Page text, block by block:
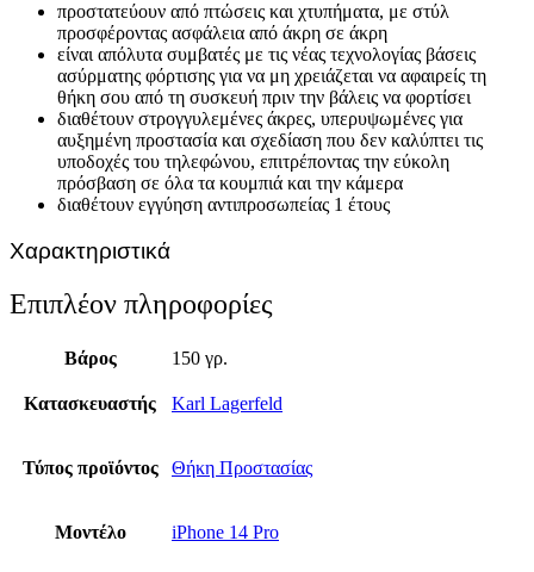
προστατεύουν από πτώσεις και χτυπήματα, με στύλ
προσφέροντας ασφάλεια από άκρη σε άκρη
είναι απόλυτα συμβατές με τις νέας τεχνολογίας βάσεις
ασύρματης φόρτισης για να μη χρειάζεται να αφαιρείς τη
θήκη σου από τη συσκευή πριν την βάλεις να φορτίσει
διαθέτουν στρογγυλεμένες άκρες, υπερυψωμένες για
αυξημένη προστασία και σχεδίαση που δεν καλύπτει τις
υποδοχές του τηλεφώνου, επιτρέποντας την εύκολη
πρόσβαση σε όλα τα κουμπιά και την κάμερα
διαθέτουν εγγύηση αντιπροσωπείας 1 έτους
Χαρακτηριστικά
Επιπλέον πληροφορίες
Βάρος 150 γρ.
Κατασκευαστής Karl Lagerfeld
Τύπος προϊόντος Θήκη Προστασίας
Μοντέλο iPhone 14 Pro